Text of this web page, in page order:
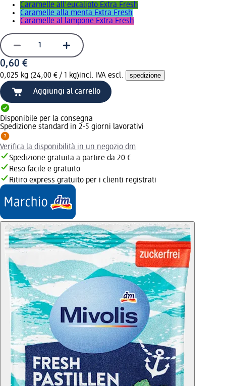
Caramelle all'eucalipto Extra Fresh
Caramelle alla menta Extra Fresh
Caramelle al lampone Extra Fresh
0,60 €
0,025 kg (24,00 € / 1 kg)incl. IVA escl. spedizione
Aggiungi al carrello
Disponibile per la consegna
Spedizione standard in 2-5 giorni lavorativi
Verifica la disponibilità in un negozio dm
Spedizione gratuita a partire da 20 €
Reso facile e gratuito
Ritiro express gratuito per i clienti registrati